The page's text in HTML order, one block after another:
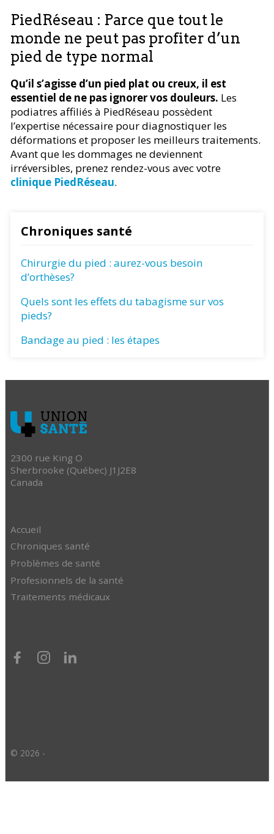
PiedRéseau : Parce que tout le
monde ne peut pas profiter d’un
pied de type normal
Qu’il s’agisse d’un pied plat ou creux, il est
essentiel de ne pas ignorer vos douleurs. Les
podiatres affiliés à PiedRéseau possèdent
l’expertise nécessaire pour diagnostiquer les
déformations et proposer les meilleurs traitements.
Avant que les dommages ne deviennent
irréversibles, prenez rendez-vous avec votre
clinique PiedRéseau.
Chroniques santé
Chirurgie du pied : aurez-vous besoin
d’orthèses?
Quels sont les effets du tabagisme sur vos
pieds?
Bandage au pied : les étapes
2300 rue King O
Sherbrooke (Québec) J1J2E8
Canada
Accueil
Chroniques santé
Problèmes de santé
Profesionnels de la santé
Traitements médicaux
© 2026 -